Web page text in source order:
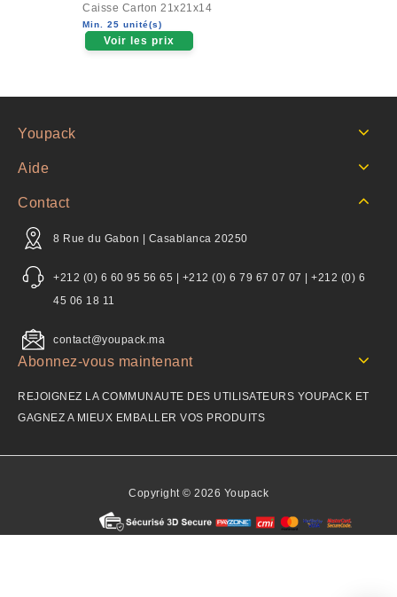
out
of
5
Caisse Carton 21x21x14
Min. 25 unité(s)
Voir les prix
Youpack
Aide
Contact
8 Rue du Gabon | Casablanca 20250
+212 (0) 6 60 95 56 65 | +212 (0) 6 79 67 07 07 | +212 (0) 6
45 06 18 11
contact@youpack.ma
Abonnez-vous maintenant
REJOIGNEZ LA COMMUNAUTE DES UTILISATEURS YOUPACK ET
GAGNEZ A MIEUX EMBALLER VOS PRODUITS
Copyright © 2026 Youpack